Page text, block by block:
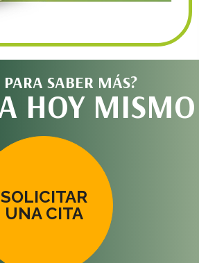
SABER MÁS?
HOY MISMO
SOLICITAR
UNA CITA